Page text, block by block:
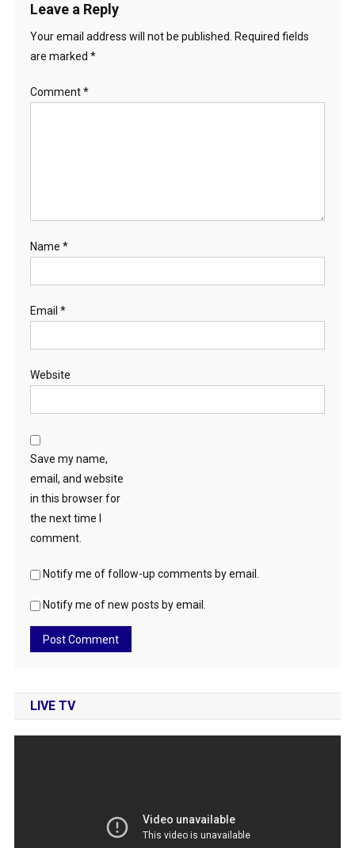
Leave a Reply
Your email address will not be published. Required fields
are marked *
Comment*
Name *
Email *
Website
Save my name,
email, and website
in this browser for
the next time I
comment.
Notify me of follow-up comments by email.
Notify me of new posts by email.
LIVE TV